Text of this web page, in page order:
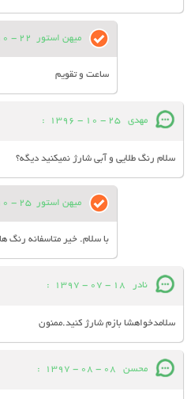
میهن استور 22 - 10 - 1396
ساعت و تقویم
مهدی 25 - 10 - 1396
:
سلام رنگ طلایی و آبی شارژ نمیکنید دیگه؟
میهن استور 25 - 10 - 1396
با سلام. خیر متاسفانه رنگ
نادر 18 - 07 - 1397
:
سلامدخواهشا بازم شارژ کنید.ممنون
محسن 08 - 08 - 1397
: